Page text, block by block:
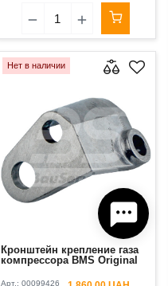
Нет в наличии
Кронштейн крепление газа
компрессора BMS Original
Арт.: 00099426